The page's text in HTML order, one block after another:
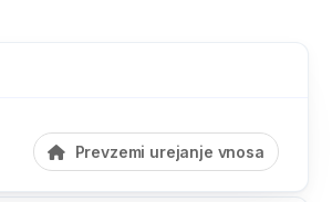
Prevzemi urejanje vnosa